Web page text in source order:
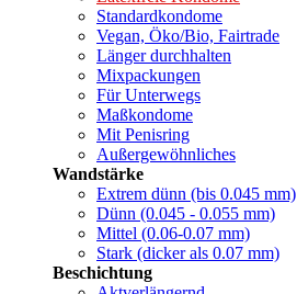
Standardkondome
Vegan, Öko/Bio, Fairtrade
Länger durchhalten
Mixpackungen
Für Unterwegs
Maßkondome
Mit Penisring
Außergewöhnliches
Wandstärke
Extrem dünn (bis 0.045 mm)
Dünn (0.045 - 0.055 mm)
Mittel (0.06-0.07 mm)
Stark (dicker als 0.07 mm)
Beschichtung